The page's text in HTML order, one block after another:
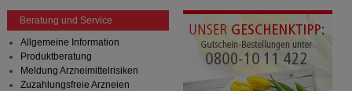
Dritte wie z.B. Google oder soziale Medien
übertragen werden.
Beratung und Service
Allgemeine Information
Produktberatung
Meldung Arzneimittelrisiken
Zuzahlungsfreie Arzneien